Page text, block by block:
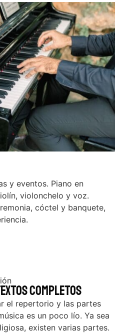
y eventos. Piano en
violonchelo y voz.
cóctel y banquete,
completos
el repertorio y las partes
es un poco lío. Ya sea
existen varias partes.